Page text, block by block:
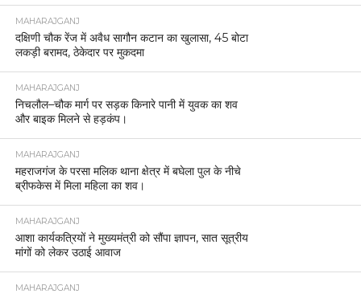
MAHARAJGANJ
दक्षिणी चौक रेंज में अवैध सागौन कटान का खुलासा, 45 बोटा
लकड़ी बरामद, ठेकेदार पर मुकदमा
MAHARAJGANJ
निचलौल–चौक मार्ग पर सड़क किनारे पानी में युवक का शव
और बाइक मिलने से हड़कंप।
MAHARAJGANJ
महराजगंज के परसा मलिक थाना क्षेत्र में बघेला पुल के नीचे
ब्रीफकेस में मिला महिला का शव।
MAHARAJGANJ
आशा कार्यकत्रियों ने मुख्यमंत्री को सौंपा ज्ञापन, सात सूत्रीय
मांगों को लेकर उठाई आवाज
MAHARAJGANJ